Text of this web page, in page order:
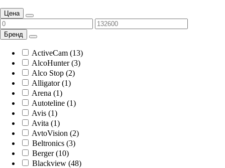
Цена
Бренд
ActiveCam (13)
AlcoHunter (3)
Alco Stop (2)
Alligator (1)
Arena (1)
Autoteline (1)
Avis (1)
Avita (1)
AvtoVision (2)
Beltronics (3)
Berger (10)
Blackview (48)